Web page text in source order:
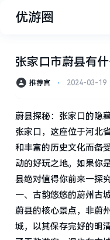
优游圈
张家口市蔚县有
推荐官 ⋅ 2024-03-19
蔚县探秘：张家口的隐
张家口，这座位于河北
和丰富的历史文化而备
动的好玩之地。如果你
县绝对值得你前来一探究
一、古韵悠悠的蔚州古
蔚县的核心景点，非蔚
城，以其保存完好的明